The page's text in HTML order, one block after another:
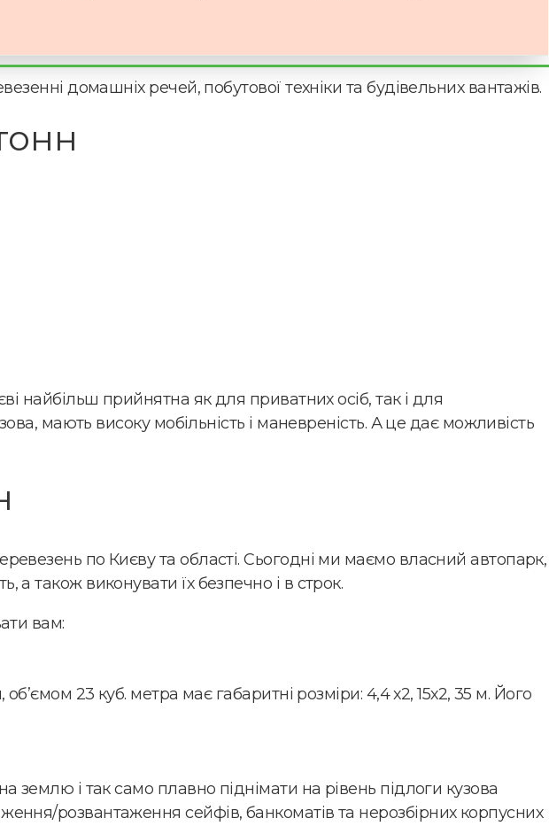
домашніх речей, побутової техніки та будівельних вантажів.
найбільш прийнятна як для приватних осіб, так і для
мають високу мобільність і маневреність. А це дає можливість
по Києву та області. Сьогодні ми маємо власний автопарк,
також виконувати їх безпечно і в строк.
вам:
23 куб. метра має габаритні розміри: 4,4 х2, 15х2, 35 м. Його
землю і так само плавно піднімати на рівень підлоги кузова
розвантаження сейфів, банкоматів та нерозбірних корпусних